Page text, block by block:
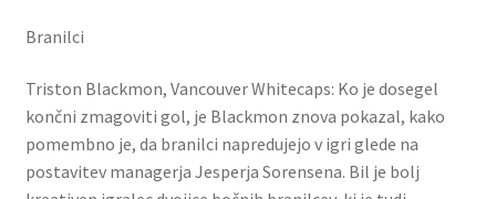
Branilci
Triston Blackmon, Vancouver Whitecaps: Ko je dosegel
končni zmagoviti gol, je Blackmon znova pokazal, kako
pomembno je, da branilci napredujejo v igri glede na
postavitev managerja Jesperja Sorensena. Bil je bolj